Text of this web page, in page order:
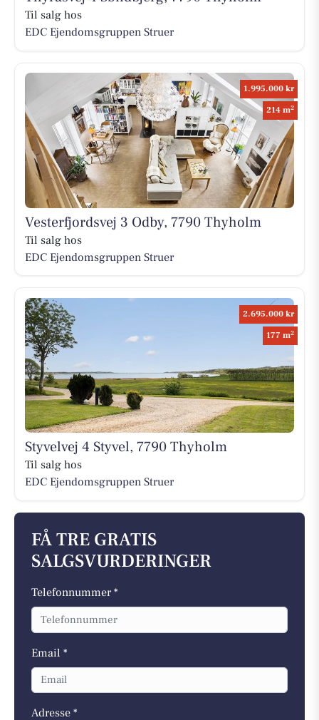
Til salg hos
EDC Ejen­doms­grup­pen Struer
1.995.000 kr
214 m2
Vesterfjordsvej 3 Odby, 7790 Thyholm
Til salg hos
EDC Ejen­doms­grup­pen Struer
2.695.000 kr
177 m2
Styvelvej 4 Styvel, 7790 Thyholm
Til salg hos
EDC Ejen­doms­grup­pen Struer
FÅ TRE GRATIS
SALGSVURDERINGER
Telefonnummer *
Email *
Adresse *